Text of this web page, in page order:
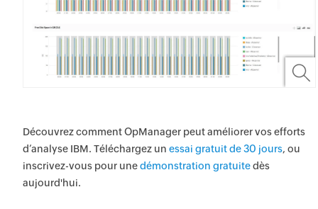
Découvrez comment OpManager peut améliorer vos efforts
d’analyse IBM. Téléchargez unessai gratuit de 30 jours, ou
inscrivez-vous pour unedémonstration gratuitedès
aujourd'hui.